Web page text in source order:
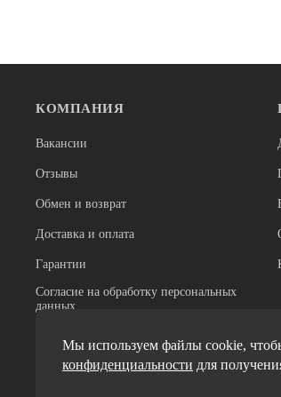
Сумки
24*32*43*5 см 83412
1 600
КОМПАНИЯ
Вакансии
Отзывы
Обмен и возврат
Доставка и оплата
Гарантии
Согласие на обработку персональных
данных
Миссия и ценности
Мы используем файлы cookie,
конфиденциальности для